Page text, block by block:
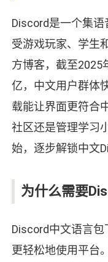
Discord是一个集
受游戏玩家、学生
方博客，截至2025
亿，中文用户群体
载能让界面更符合
社区还是管理学习
始，逐步解锁中文
为什么需要
Discord中文语言
更轻松地使用平台